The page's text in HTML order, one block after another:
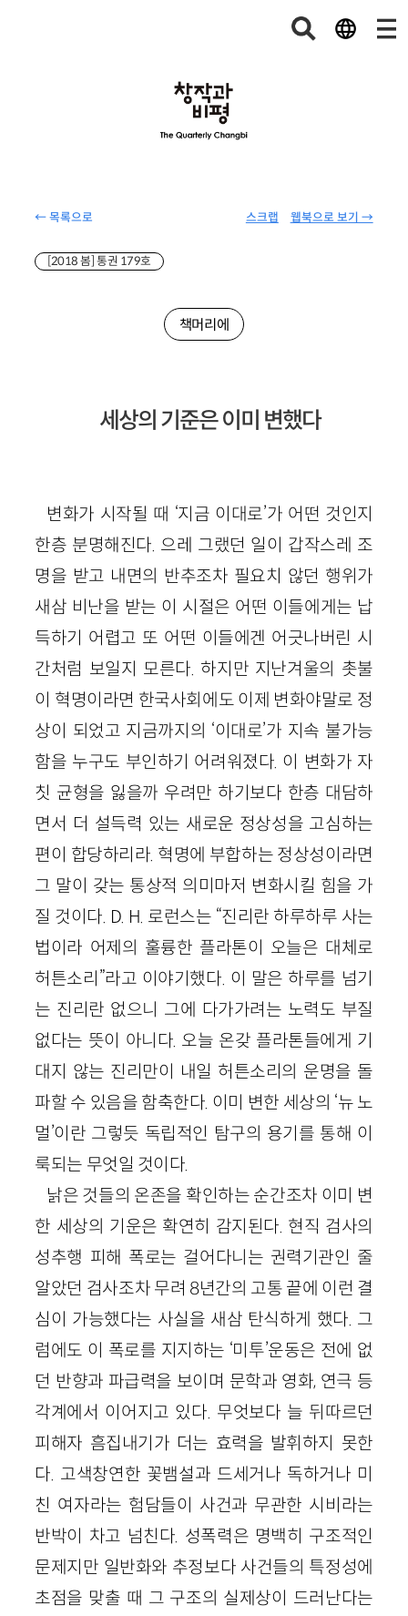
← 목록으로 웹북으로 보기 →
스크랩
[2018 봄] 통권 179호
책머리에
세상의 기준은 이미 변했다
변화가 시작될 때 ‘지금 이대로’가 어떤 것인지
한층 분명해진다. 으레 그랬던 일이 갑작스레 조
명을 받고 내면의 반추조차 필요치 않던 행위가
새삼 비난을 받는 이 시절은 어떤 이들에게는 납
득하기 어렵고 또 어떤 이들에겐 어긋나버린 시
간처럼 보일지 모른다. 하지만 지난겨울의 촛불
이 혁명이라면 한국사회에도 이제 변화야말로 정
상이 되었고 지금까지의 ‘이대로’가 지속 불가능
함을 누구도 부인하기 어려워졌다. 이 변화가 자
칫 균형을 잃을까 우려만 하기보다 한층 대담하
면서 더 설득력 있는 새로운 정상성을 고심하는
편이 합당하리라. 혁명에 부합하는 정상성이라면
그 말이 갖는 통상적 의미마저 변화시킬 힘을 가
질 것이다. D. H. 로런스는 “진리란 하루하루 사는
법이라 어제의 훌륭한 플라톤이 오늘은 대체로
허튼소리”라고 이야기했다. 이 말은 하루를 넘기
는 진리란 없으니 그에 다가가려는 노력도 부질
없다는 뜻이 아니다. 오늘 온갖 플라톤들에게 기
대지 않는 진리만이 내일 허튼소리의 운명을 돌
파할 수 있음을 함축한다. 이미 변한 세상의 ‘뉴 노
멀’이란 그렇듯 독립적인 탐구의 용기를 통해 이
룩되는 무엇일 것이다.
낡은 것들의 온존을 확인하는 순간조차 이미 변
한 세상의 기운은 확연히 감지된다. 현직 검사의
성추행 피해 폭로는 걸어다니는 권력기관인 줄
알았던 검사조차 무려 8년간의 고통 끝에 이런 결
심이 가능했다는 사실을 새삼 탄식하게 했다. 그
럼에도 이 폭로를 지지하는 ‘미투’운동은 전에 없
던 반향과 파급력을 보이며 문학과 영화, 연극 등
각계에서 이어지고 있다. 무엇보다 늘 뒤따르던
피해자 흠집내기가 더는 효력을 발휘하지 못한
다. 고색창연한 꽃뱀설과 드세거나 독하거나 미
친 여자라는 험담들이 사건과 무관한 시비라는
반박이 차고 넘친다. 성폭력은 명백히 구조적인
문제지만 일반화와 추정보다 사건들의 특정성에
초점을 맞출 때 그 구조의 실제상이 드러난다는